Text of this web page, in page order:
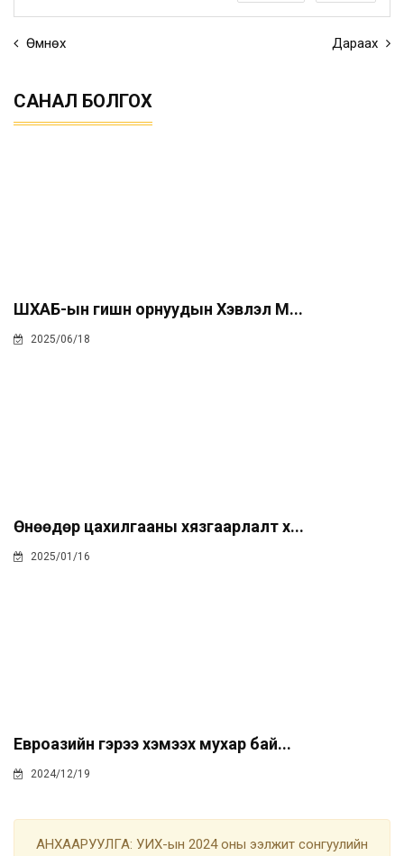
Өмнөх Дараах
САНАЛ БОЛГОХ
ШХАБ-ын гишүүн орнуудын Хэвлэл М...
2025/06/18
Өнөөдөр цахилгааны хязгаарлалт х...
2025/01/16
Евроазийн гэрээ хэмээх мухар бай...
2024/12/19
АНХААРУУЛГА: УИХ-ын 2024 оны ээлжит сонгуулийн